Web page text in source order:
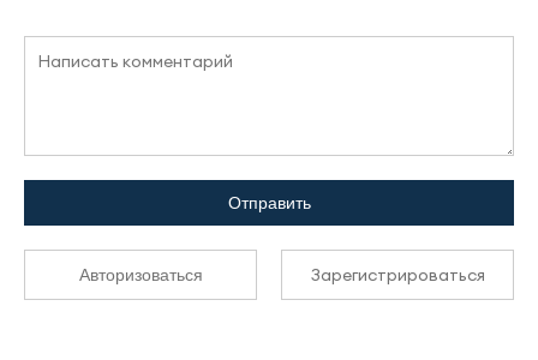
Отправить
Авторизоваться Зарегистрироваться